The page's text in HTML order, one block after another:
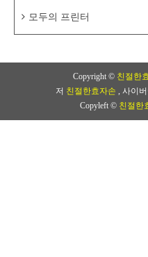
모두의 프린터
Copyright © 친절한
저 친절한효자손
, 사이
Copyleft © 친절한